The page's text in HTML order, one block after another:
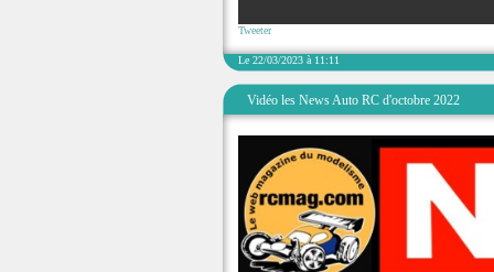
Tweeter
Le 22/03/2023 à 11:11
Vidéo les News Auto RC d'octobre 2022